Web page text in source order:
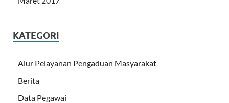
KATEGORI
Alur Pelayanan Pengaduan Masyarakat
Berita
Data Pegawai